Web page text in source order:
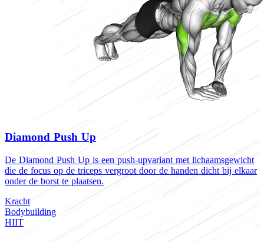
Diamond Push Up
De Diamond Push Up is een push-upvariant met lichaamsgewicht
die de focus op de triceps vergroot door de handen dicht bij elkaar
onder de borst te plaatsen.
Kracht
Bodybuilding
HIIT